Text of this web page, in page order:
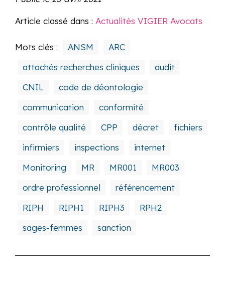
Article classé dans : Actualités VIGIER Avocats
Mots clés : ANSM
ARC
attachés recherches cliniques
audit
CNIL
code de déontologie
communication
conformité
contrôle qualité
CPP décret
fichiers
infirmiers
inspections
internet
Monitoring
MR MR001
MR003
ordre professionnel
référencement
RIPH
RIPH1 RIPH3
RPH2
sages-femmes
sanction